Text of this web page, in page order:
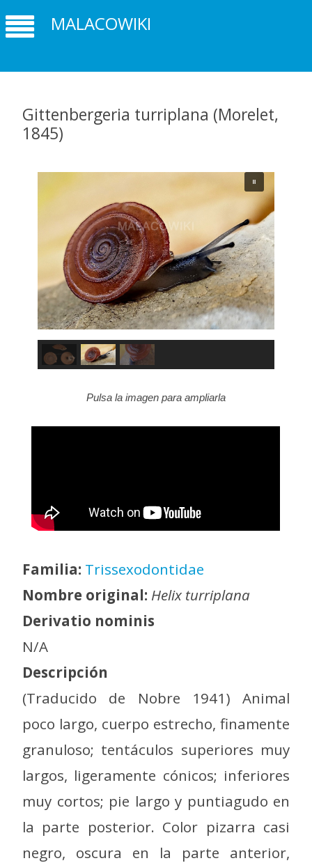
MALACOWIKI
Gittenbergeria turriplana (Morelet,
1845)
Pulsa la imagen para ampliarla
Familia: Trissexodontidae
Nombre original: Helix turriplana
Derivatio nominis
N/A
Descripción
(Traducido de Nobre 1941) Animal
poco largo, cuerpo estrecho, finamente
granuloso; tentáculos superiores muy
largos, ligeramente cónicos; inferiores
muy cortos; pie largo y puntiagudo en
la parte posterior. Color pizarra casi
negro, oscura en la parte anterior,